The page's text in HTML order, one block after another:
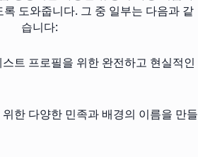
도와줍니다. 그 중 일부는 다음과 같
습니다:
트 프로필을 위한 완전하고 현실적인
한 다양한 민족과 배경의 이름을 만들